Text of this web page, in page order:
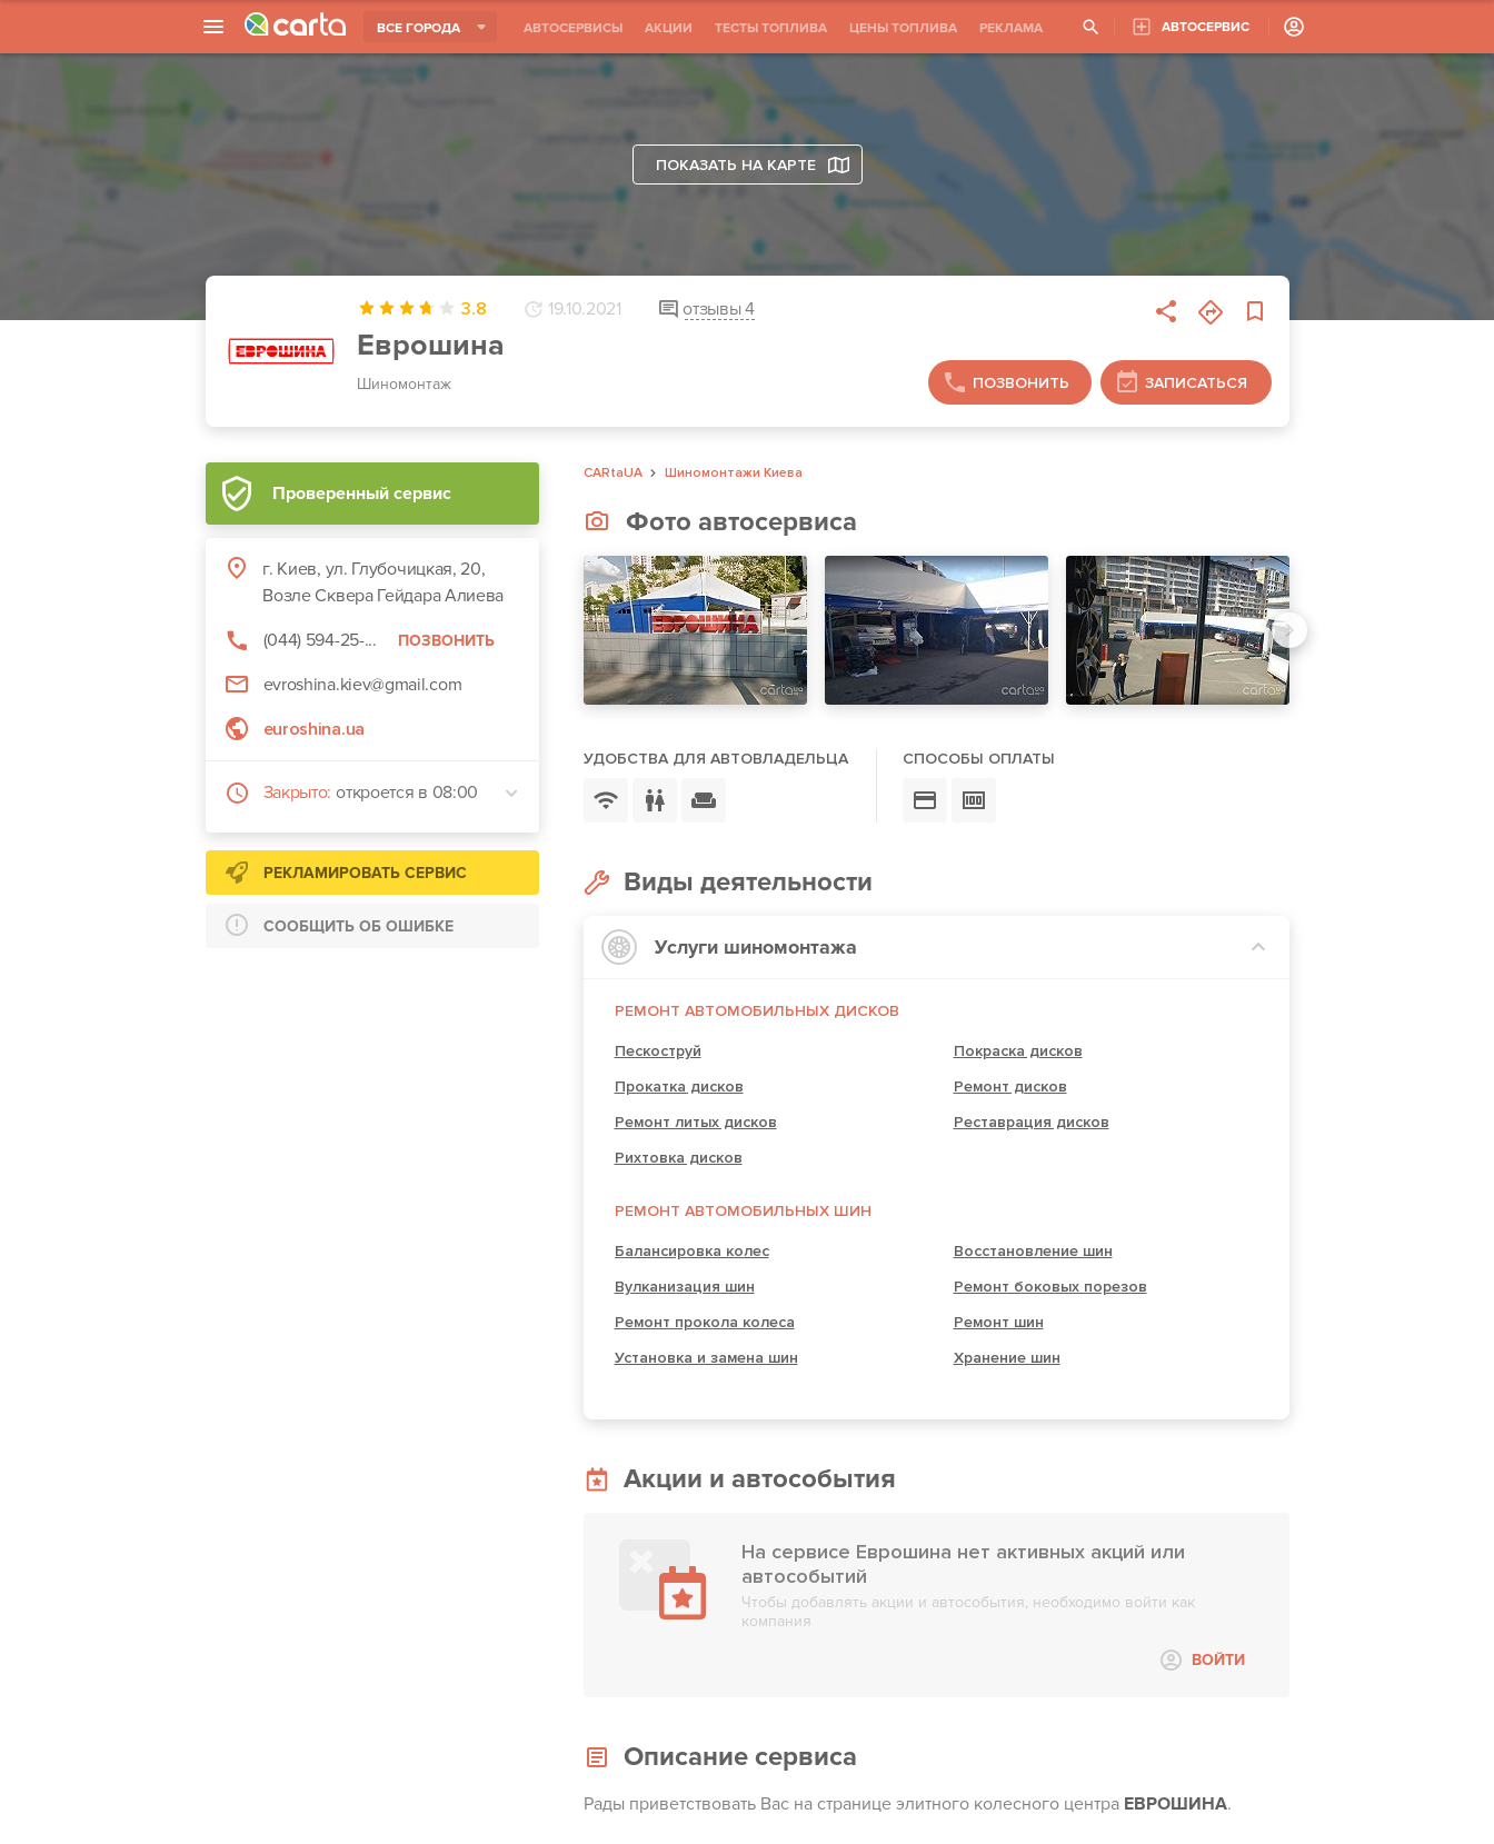
ВСЕ ГОРОДА АВТОСЕРВИСЫ АКЦИИ ТЕСТЫ ТОПЛИВА ЦЕНЫ ТОПЛИВА РЕКЛАМА АВТОСЕРВИС
ПОКАЗАТЬ НА КАРТЕ
3.8 19.10.2021 отзывы 4
Еврошина
Шиномонтаж ПОЗВОНИТЬ ЗАПИСАТЬСЯ
Проверенный сервис
г. Киев, ул. Глубочицкая, 20,
Возле Сквера Гейдара Алиева
(044) 594-25-...
ПОЗВОНИТЬ
evroshina.kiev@gmail.com
euroshina.ua
Закрыто: откроется в 08:00
РЕКЛАМИРОВАТЬ СЕРВИС
СООБЩИТЬ ОБ ОШИБКЕ
CARtaUA Шиномонтажи Киева
Фото автосервиса
УДОБСТВА ДЛЯ АВТОВЛАДЕЛЬЦА СПОСОБЫ ОПЛАТЫ
Виды деятельности
Услуги шиномонтажа
РЕМОНТ АВТОМОБИЛЬНЫХ ДИСКОВ
Пескоструй
Покраска дисков
Прокатка дисков
Ремонт дисков
Ремонт литых дисков
Реставрация дисков
Рихтовка дисков
РЕМОНТ АВТОМОБИЛЬНЫХ ШИН
Балансировка колес
Восстановление шин
Вулканизация шин
Ремонт боковых порезов
Ремонт прокола колеса
Ремонт шин
Установка и замена шин
Хранение шин
Акции и автособытия
На сервисе Еврошина нет активных акций или
автособытий
Чтобы добавлять акции и автособытия, необходимо войти как
компания
ВОЙТИ
Описание сервиса
Рады приветствовать Вас на странице элитного колесного центра ЕВРОШИНА.